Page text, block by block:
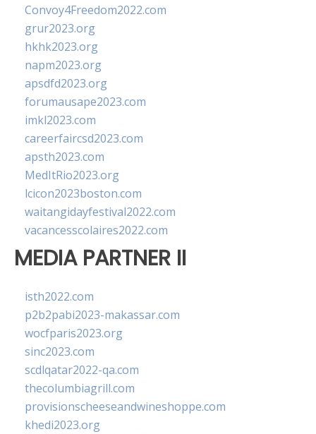
Convoy4Freedom2022.com
grur2023.org
hkhk2023.org
napm2023.org
apsdfd2023.org
forumausape2023.com
imkl2023.com
careerfaircsd2023.com
apsth2023.com
MedItRio2023.org
lcicon2023boston.com
waitangidayfestival2022.com
vacancesscolaires2022.com
MEDIA PARTNER II
isth2022.com
p2b2pabi2023-makassar.com
wocfparis2023.org
sinc2023.com
scdlqatar2022-qa.com
thecolumbiagrill.com
provisionscheeseandwineshoppe.com
khedi2023.org